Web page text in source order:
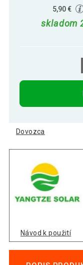
5,90 €
skladom
Dovozca
Návod k použití